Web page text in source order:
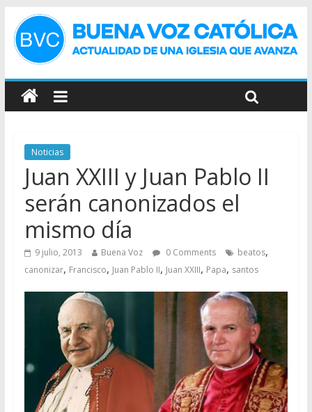
Noticias
Juan XXIII y Juan Pablo II
serán canonizados el
mismo día
9 julio, 2013 Buena Voz 0 Comments beatos,
canonizar, Francisco, Juan Pablo II, Juan XXIII, Papa, santos